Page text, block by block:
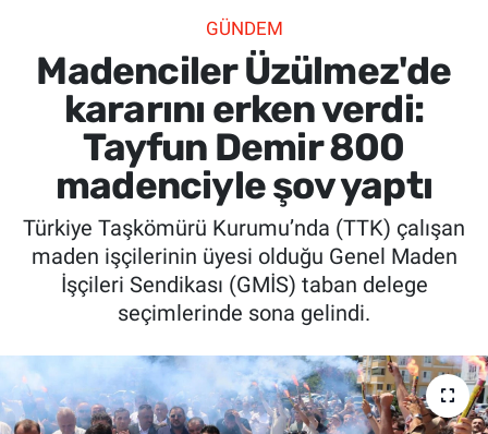
GÜNDEM
Madenciler Üzülmez'de
kararını erken verdi:
Tayfun Demir 800
madenciyle şov yaptı
Türkiye Taşkömürü Kurumu’nda (TTK) çalışan
maden işçilerinin üyesi olduğu Genel Maden
İşçileri Sendikası (GMİS) taban delege
seçimlerinde sona gelindi.
SPOR
SAĞLIK